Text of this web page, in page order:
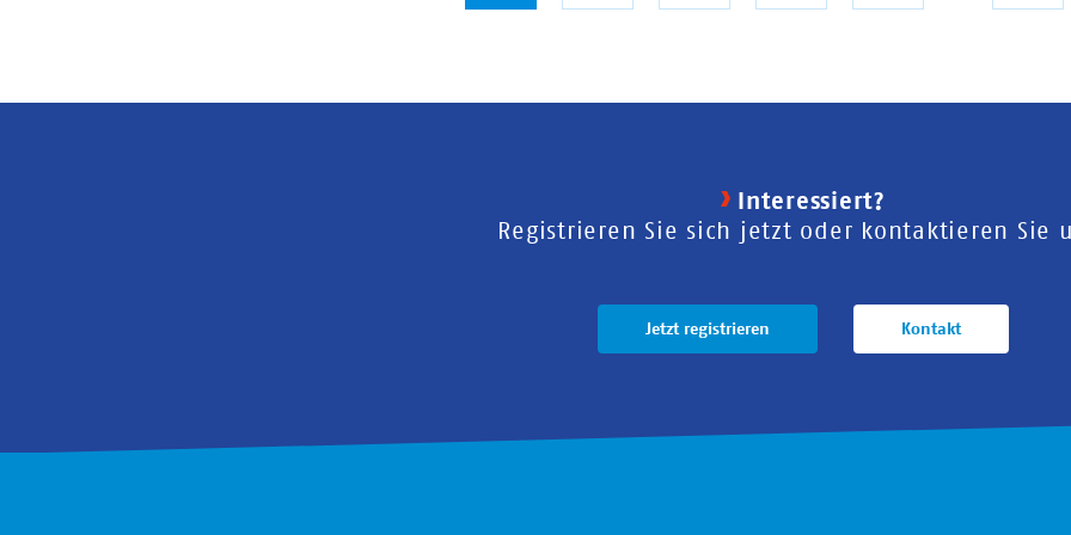
Interessiert?
Registrieren Sie sich jetzt oder kontaktieren Sie
Jetzt registrieren Kontakt